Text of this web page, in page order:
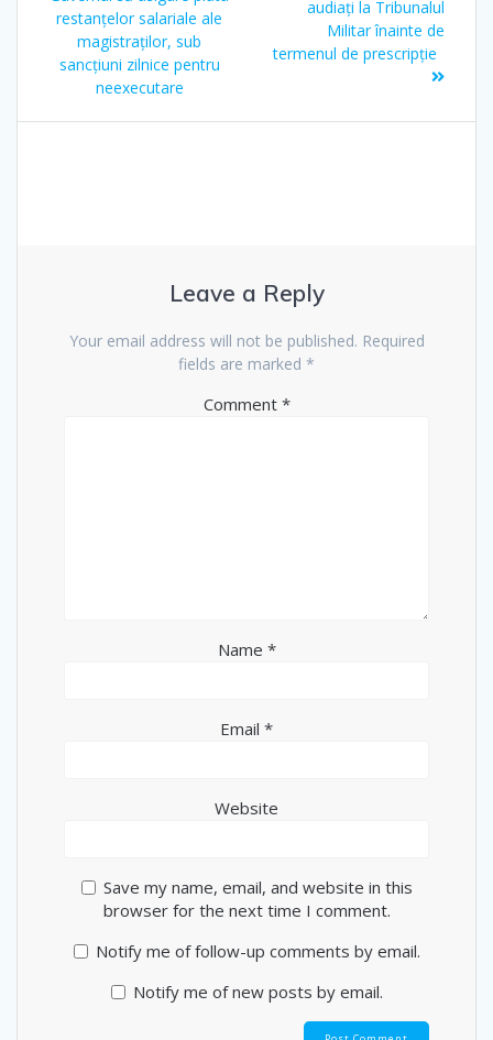
restanțelor salariale ale
magistraților, sub
sancțiuni zilnice pentru
neexecutare
audiați la Tribunalul
Militar înainte de
termenul de prescripție
Leave a Reply
Your email address will not be published. Required
fields are marked *
Comment *
Name *
Email *
Website
Save my name, email, and website in this
browser for the next time I comment.
Notify me of follow-up comments by email.
Notify me of new posts by email.